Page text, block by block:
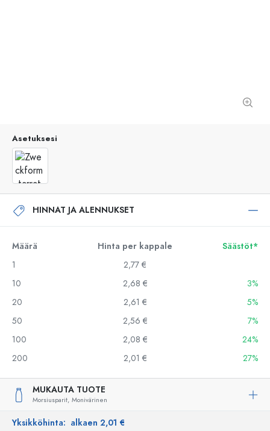
Asetuksesi
HINNAT JA ALENNUKSET
Määrä Hinta per kappale
Säästöt*
1
2,77 €
10
2,68 €
3%
20
2,61 €
5%
50
2,56 €
7%
100
2,08 €
24%
200
2,01 € 27%
MUKAUTA TUOTE
Morsiusparit, Monivärinen
Yksikköhinta: alkaen 2,01 €